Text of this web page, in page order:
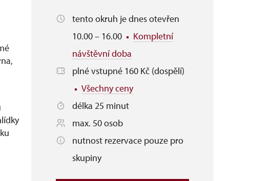
tento okruh je dnes otevřen
10.00 – 16.00
Kompletní
návštěvní doba
plné vstupné 160 Kč (dospělí)
Všechny ceny
délka 25 minut
max. 50 osob
nutnost rezervace pouze pro
skupiny